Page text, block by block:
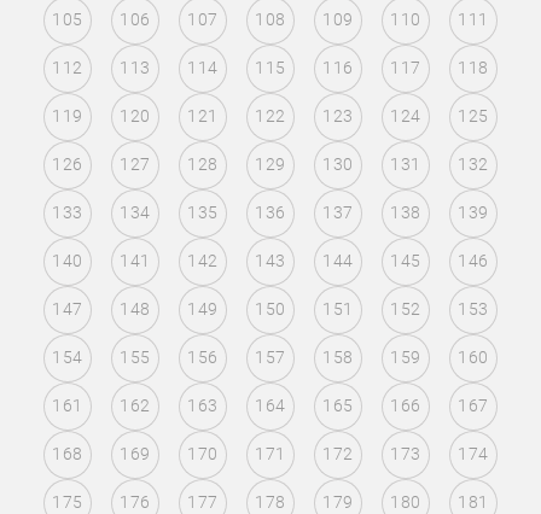
105 106 107 108 109 110 111
112 113 114 115 116 117 118
119 120 121 122 123 124 125
126 127 128 129 130 131 132
133 134 135 136 137 138 139
140 141 142 143 144 145 146
147 148 149 150 151 152 153
154 155 156 157 158 159 160
161 162 163 164 165 166 167
168 169 170 171 172 173 174
175 176 177 178 179 180 181